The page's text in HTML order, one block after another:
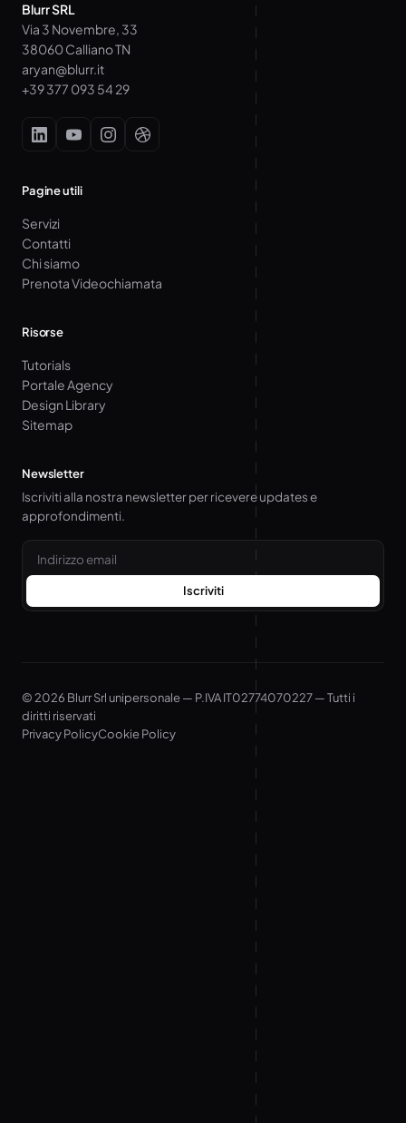
Blurr SRL
Via 3 Novembre, 33
38060 Calliano TN
aryan@blurr.it
+39 377 093 54 29
Pagine utili
Servizi
Contatti
Chi siamo
Prenota Videochiamata
Risorse
Tutorials
Portale Agency
Design Library
Sitemap
Newsletter
Iscriviti alla nostra newsletter per ricevere updates e
approfondimenti.
Email
Iscriviti
© 2026 Blurr Srl unipersonale — P.IVA IT02774070227 — Tutti i
diritti riservati
Privacy PolicyCookie Policy